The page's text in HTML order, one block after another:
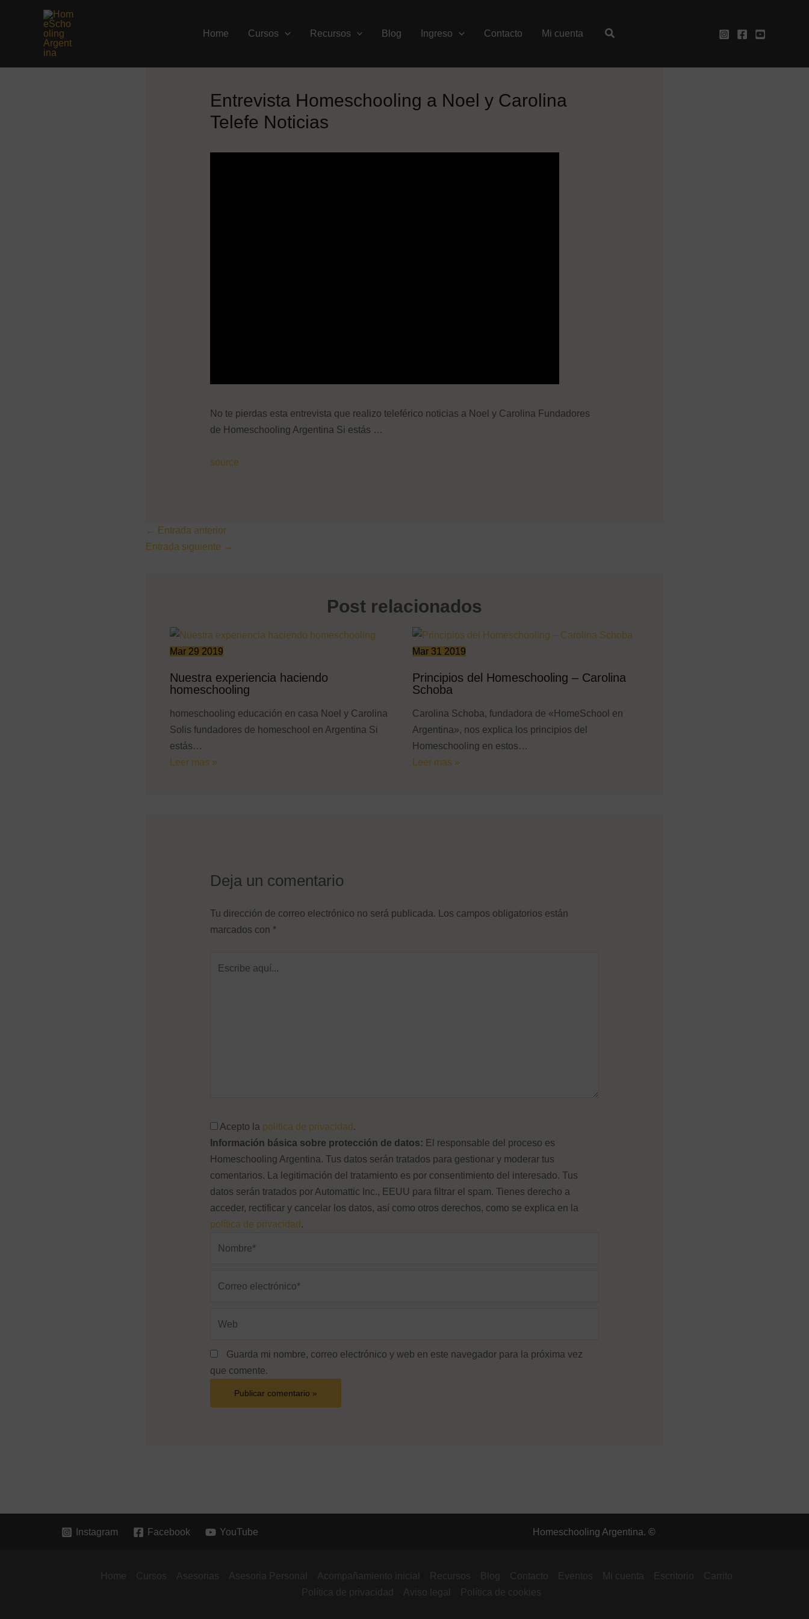
Home Cursos Recursos Blog Ingreso Contacto Mi cuenta
Entrevista Homeschooling a Noel y Carolina
Telefe Noticias
No te pierdas esta entrevista que realizo teleférico noticias a Noel y Carolina Fundadores
de Homeschooling Argentina Si estás …
source
← Entrada anterior
Entrada siguiente →
Post relacionados
Mar 29 2019
Nuestra experiencia haciendo
homeschooling
homeschooling educación en casa Noel y Carolina
Solis fundadores de homeschool en Argentina Si
estás…
Leer mas »
Mar 31 2019
Principios del Homeschooling – Carolina
Schoba
Carolina Schoba, fundadora de «HomeSchool en
Argentina», nos explica los principios del
Homeschooling en estos…
Leer mas »
Deja un comentario
Tu dirección de correo electrónico no será publicada.
Los campos obligatorios están
marcados con *
Acepto la política de privacidad .
Información básica sobre protección de datos: El responsable del proceso es
Homeschooling Argentina. Tus datos serán tratados para gestionar y moderar tus
comentarios. La legitimación del tratamiento es por consentimiento del interesado. Tus
datos serán tratados por Automattic Inc., EEUU para filtrar el spam. Tienes derecho a
acceder, rectificar y cancelar los datos, así como otros derechos, como se explica en la
política de privacidad .
Guarda mi nombre, correo electrónico y web en este navegador para la próxima vez
que comente.
Instagram Facebook YouTube Homeschooling Argentina.©
Home Cursos Asesorias Asesoria Personal Acompañamiento inicial Recursos Blog Contacto Eventos Mi cuenta Escritorio
Carrito
Política de privacidad
Aviso legal Política de cookies
electrónico